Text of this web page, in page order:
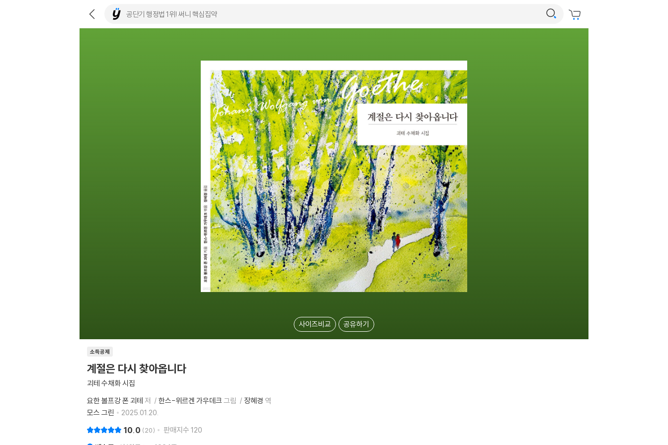
사이즈비교 공유하기
소득공제
계절은 다시 찾아옵니다
괴테 수채화 시집
요한 볼프강 폰 괴테 저 한스-위르겐 가우데크 그림 장혜경 역
모스 그린
2025.01.20.
10.0 20 판매지수 120